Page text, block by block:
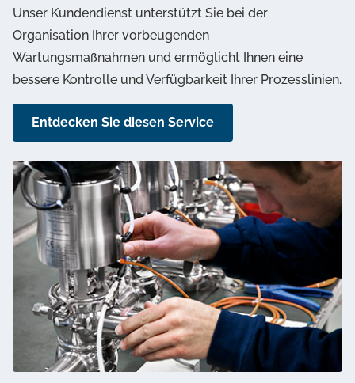
Unser Kundendienst unterstützt Sie bei der
Organisation Ihrer vorbeugenden
Wartungsmaßnahmen und ermöglicht Ihnen eine
bessere Kontrolle und Verfügbarkeit Ihrer Prozesslinien.
Entdecken Sie diesen Service